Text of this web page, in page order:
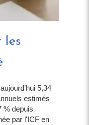
les
5,34
estimés
% depuis
par l'ICF en